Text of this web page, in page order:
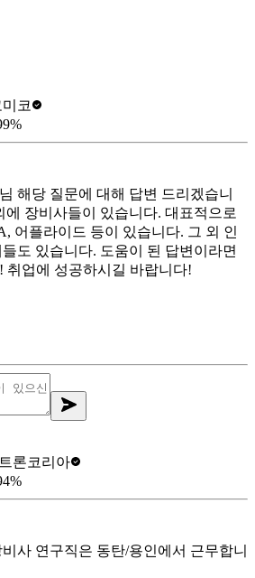
미코
%
해당 질문에 대해 답변 드리겠습니
에 장비사들이 있습니다. 대표적으로
어플라이드 등이 있습니다. 그 외 인
도 있습니다. 도움이 된 답변이라면
취업에 성공하시길 바랍니다!
론코리아
%
사 연구직은 동탄/용인에서 근무합니